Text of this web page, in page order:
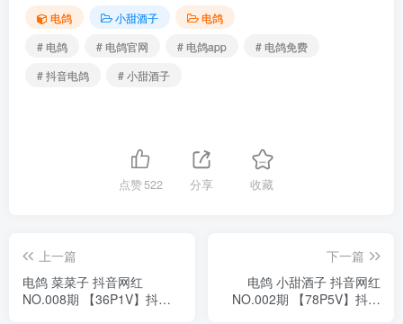
电鸽 小甜酒子
电鸽
# 电鸽
# 电鸽官网 # 电鸽app
# 电鸽免费
# 抖音电鸽
# 小甜酒子
点赞522 分享 收藏
上一篇
电鸽 菜菜子 抖音网红
NO.008期 【36P1V】抖音
下一篇
电鸽 小甜酒子 抖音网红
NO.002期 【78P5V】抖音